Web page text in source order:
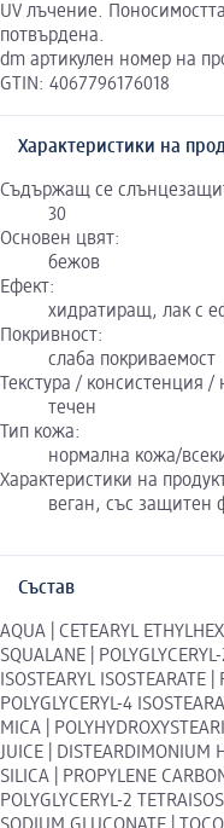
UV лъчение.
потвърдена.
dm артикулен номер на
GTIN: 4067796176018
Характеристики на
Съдържащ се
30
Основен цвят:
бежов
Ефект:
хидратиращ, лак с
Покривност:
слаба покриваемост
Текстура / консистенция /
течен
Тип кожа:
нормална кожа/
Характеристики на
веган, със защитен
Състав
AQUA | CETEARYL
SQUALANE |
ISOSTEARYL ISOSTEARATE
POLYGLYCERYL-4
MICA |
JUICE | DISTEARDIMONIUM
SILICA | PROPYLENE
POLYGLYCERYL-2